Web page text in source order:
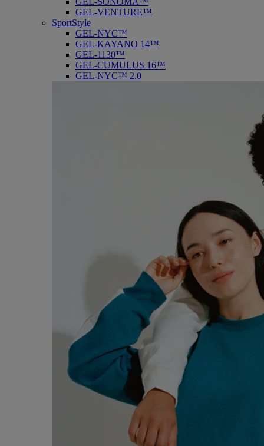
GEL-VENTURE™
SportStyle
GEL-NYC™
GEL-KAYANO 14™
GEL-1130™
GEL-CUMULUS 16™
GEL-NYC™ 2.0